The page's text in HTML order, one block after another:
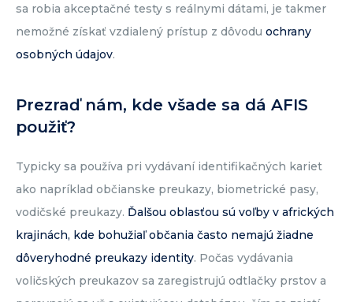
sa robia akceptačné testy s reálnymi dátami, je takmer
nemožné získať vzdialený prístup z dôvodu ochrany
osobných údajov.
Prezraď nám, kde všade sa dá AFIS
použiť?
Typicky sa používa pri vydávaní identifikačných kariet
ako napríklad občianske preukazy, biometrické pasy,
vodičské preukazy. Ďalšou oblasťou sú voľby v afrických
krajinách, kde bohužiaľ občania často nemajú žiadne
dôveryhodné preukazy identity. Počas vydávania
voličských preukazov sa zaregistrujú odtlačky prstov a